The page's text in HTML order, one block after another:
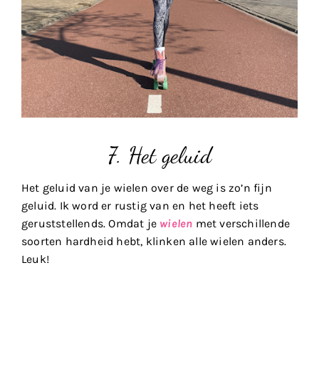
7. Het geluid
Het geluid van je wielen over de weg is zo’n fijn
geluid. Ik word er rustig van en het heeft iets
geruststellends. Omdat je wielen met verschillende
soorten hardheid hebt, klinken alle wielen anders.
Leuk!